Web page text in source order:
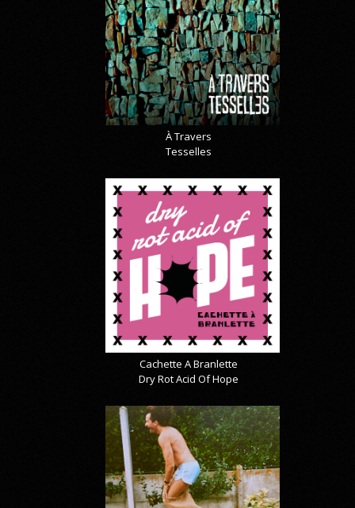
À Travers
Tesselles
Cachette A Branlette
Dry Rot Acid Of Hope